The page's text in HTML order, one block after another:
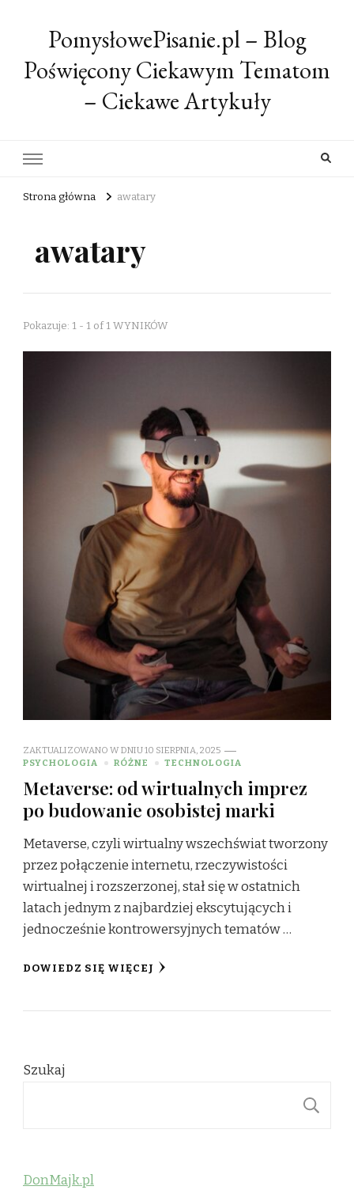
PomysłowePisanie.pl – Blog
Poświęcony Ciekawym Tematom
– Ciekawe Artykuły
Strona główna awatary
awatary
Pokazuje: 1 - 1 of 1 WYNIKÓW
ZAKTUALIZOWANO W DNIU10 SIERPNIA, 2025
PSYCHOLOGIA
RÓŻNE TECHNOLOGIA
Metaverse: od wirtualnych imprez
po budowanie osobistej marki
Metaverse, czyli wirtualny wszechświat tworzony
przez połączenie internetu, rzeczywistości
wirtualnej i rozszerzonej, stał się w ostatnich
latach jednym z najbardziej ekscytujących i
jednocześnie kontrowersyjnych tematów …
DOWIEDZ SIĘ WIĘCEJ
Szukaj
DonMajk.pl